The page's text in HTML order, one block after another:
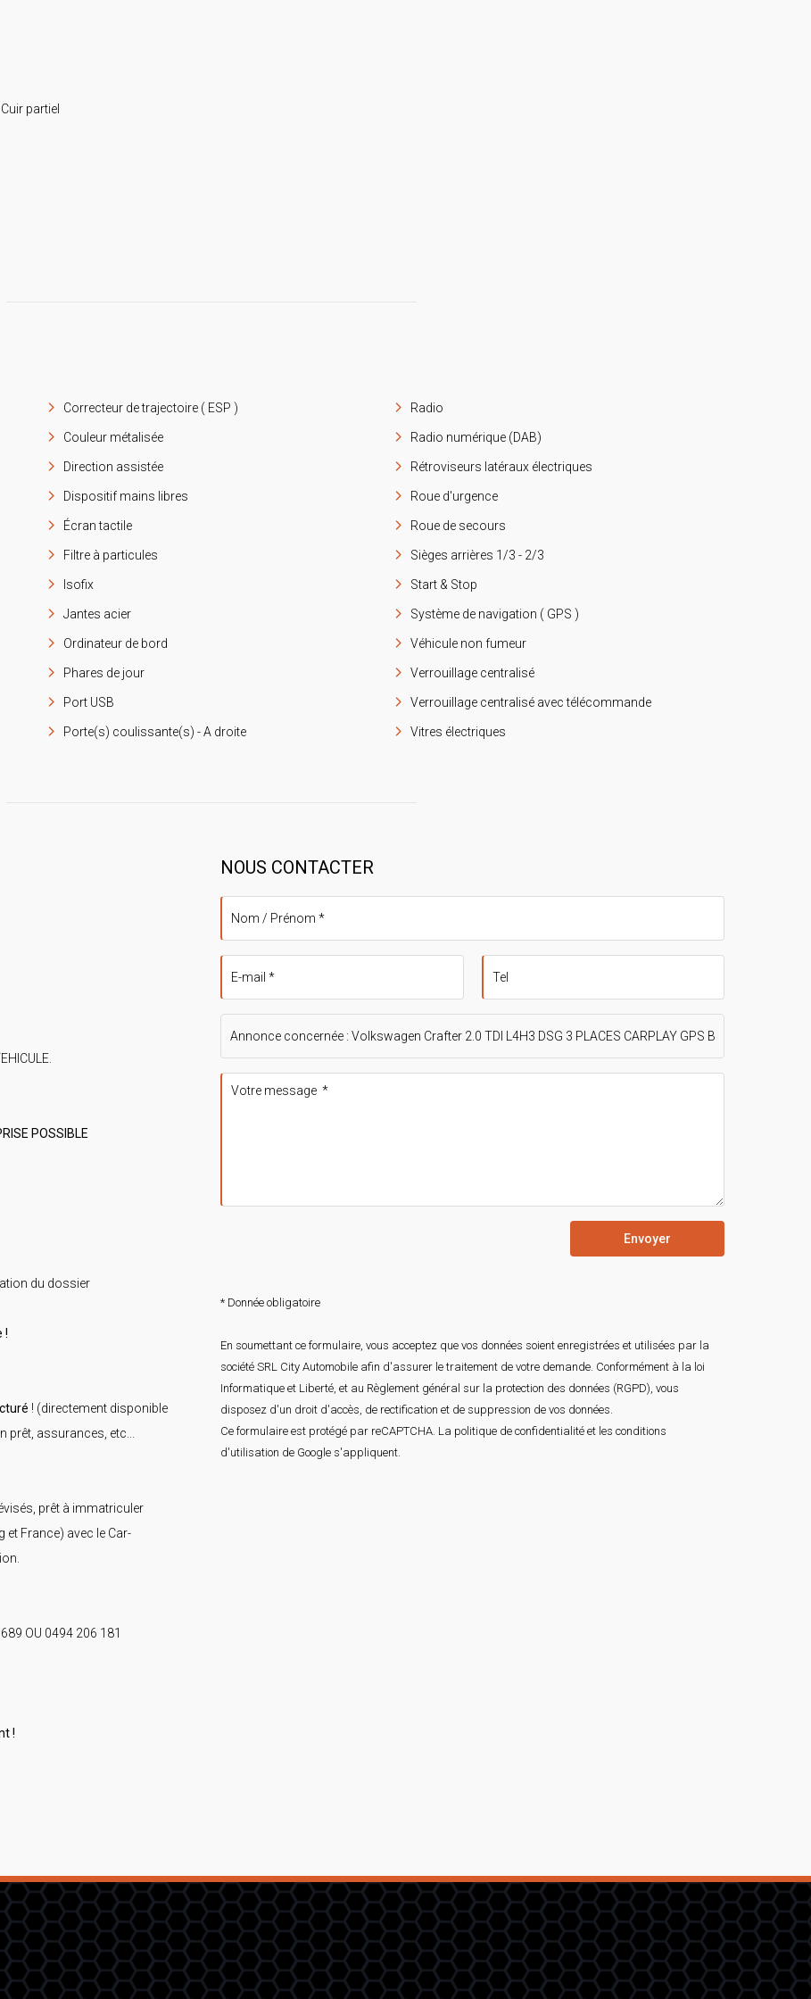
partiel
Correcteur de trajectoire ( ESP )
Couleur métalisée
Direction assistée
Dispositif mains libres
Écran tactile
Filtre à particules
Isofix
Jantes acier
Ordinateur de bord
Phares de jour
Port USB
Porte(s) coulissante(s) - A droite
Radio
Radio numérique (DAB)
Rétroviseurs latéraux électriques
Roue d'urgence
Roue de secours
Sièges arrières 1/3 - 2/3
Start & Stop
Système de navigation ( GPS )
Véhicule non fumeur
Verrouillage centralisé
Verrouillage centralisé avec télécommande
Vitres électriques
POSSIBLE
du dossier
!
! (directement disponible
assurances, etc...
prêt à immatriculer
France) avec le Car-
OU 0494 206 181
!
NOUS CONTACTER
Envoyer
* Donnée obligatoire
En soumettant ce formulaire, vous acceptez que vos données soient enregistrées et utilisées par la
société SRL City Automobile afin d'assurer le traitement de votre demande. Conformément à la loi
Informatique et Liberté, et au Règlement général sur la protection des données (RGPD), vous
disposez d'un droit d'accès, de rectification et de suppression de vos données.
Ce formulaire est protégé par reCAPTCHA. La politique de confidentialité et les conditions
d'utilisation de Google s'appliquent.